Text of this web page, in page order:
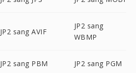
JP2 sang AVIF
JP2 sang
WBMP
JP2 sang PBM JP2 sang PGM